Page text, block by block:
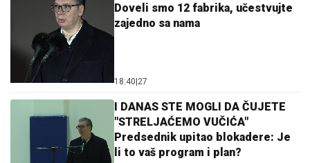
Doveli smo 12 fabrika, učestvujte
zajedno sa nama
18:40 27
I DANAS STE MOGLI DA ČUJETE
"STRELJAĆEMO VUČIĆA"
Predsednik upitao blokadere: Je
li to vaš program i plan?